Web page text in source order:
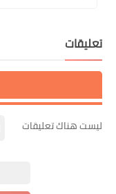
تعليقات
ليست هناك تعليقات